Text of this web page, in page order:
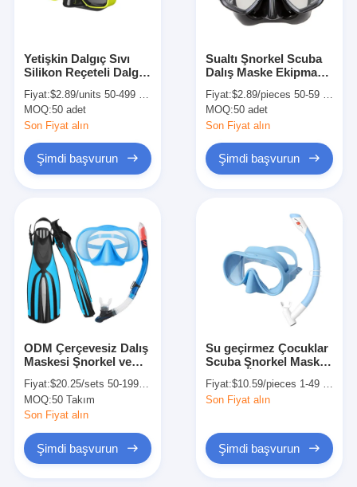
Evde
Ürün
Bizim Hakkımızda
Fabrika turu
Kalite Kontrolü
Yetişkin Dalgıç Sıvı
Silikon Reçeteli Dalgıç
Düzeltme Lensleri
Fiyat:$2.89/units 50-499 units
MOQ:50 adet
Son Fiyat alın
Şimdi başvurun
Sualtı Şnorkel Scuba
Dalış Maske Ekipmanı
Fiyat:$2.89/pieces 50-59 pieces
MOQ:50 adet
Son Fiyat alın
Şimdi başvurun
ODM Çerçevesiz Dalış
Maskesi Şnorkel ve
Ekipmanı
Fiyat:$20.25/sets 50-199 sets
MOQ:50 Takım
Son Fiyat alın
Şimdi başvurun
Su geçirmez Çocuklar
Scuba Şnorkel Maske
Fiyat:$10.59/pieces 1-49 pieces
Son Fiyat alın
Şimdi başvurun